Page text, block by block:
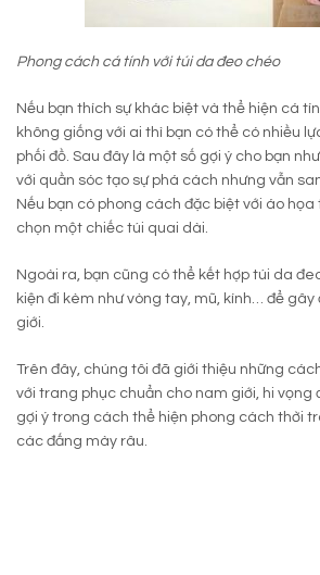
Phong cách cá tính với túi da đeo chéo
Nếu bạn thích sự khác biệt và thể hiện cá
không giống với ai thì bạn có thể có nhiều
phối đồ. Sau đây là một số gợi ý cho bạn
với quần sóc tạo sự phá cách nhưng vẫn
Nếu bạn có phong cách đặc biệt với áo
chọn một chiếc túi quai dài.
Ngoài ra, bạn cũng có thể kết hợp túi da
kiện đi kèm như vòng tay, mũ, kính… để
giới.
Trên đây, chúng tôi đã giới thiệu những
với trang phục chuẩn cho nam giới, hi vọng
gợi ý trong cách thể hiện phong cách thời
các đấng mày râu.